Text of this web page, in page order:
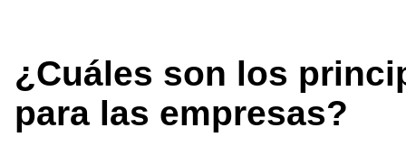
¿Cuáles son los
para las empresas?